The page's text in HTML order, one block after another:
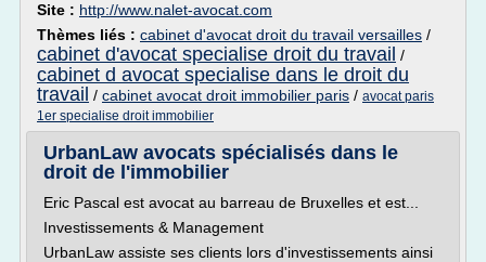
Site : http://www.nalet-avocat.com
Thèmes liés : cabinet d'avocat droit du travail versailles /
cabinet d'avocat specialise droit du travail /
cabinet d avocat specialise dans le droit du
travail / cabinet avocat droit immobilier paris / avocat paris
1er specialise droit immobilier
UrbanLaw avocats spécialisés dans le
droit de l'immobilier
Eric Pascal est avocat au barreau de Bruxelles et est...
Investissements & Management
UrbanLaw assiste ses clients lors d'investissements ainsi